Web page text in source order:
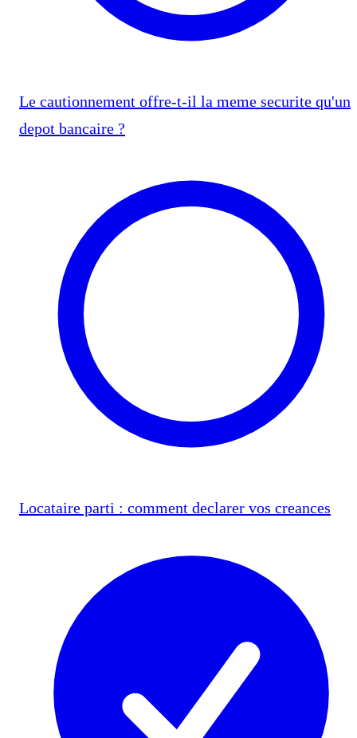
Le cautionnement offre-t-il la meme securite qu'un
depot bancaire ?
Locataire parti : comment declarer vos creances